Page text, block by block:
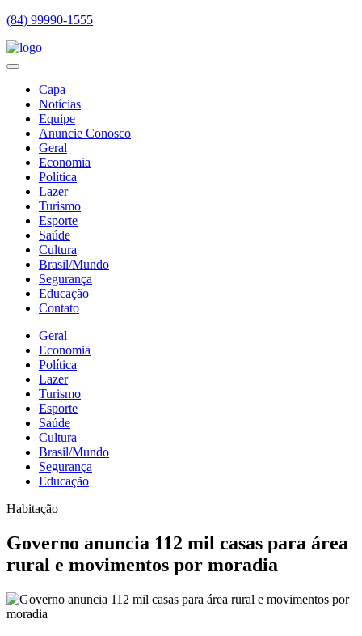
(84) 99990-1555
Capa
Notícias
Equipe
Anuncie Conosco
Geral
Economia
Política
Lazer
Turismo
Esporte
Saúde
Cultura
Brasil/Mundo
Segurança
Educação
Contato
Geral
Economia
Política
Lazer
Turismo
Esporte
Saúde
Cultura
Brasil/Mundo
Segurança
Educação
Habitação
Governo anuncia 112 mil casas para área
rural e movimentos por moradia